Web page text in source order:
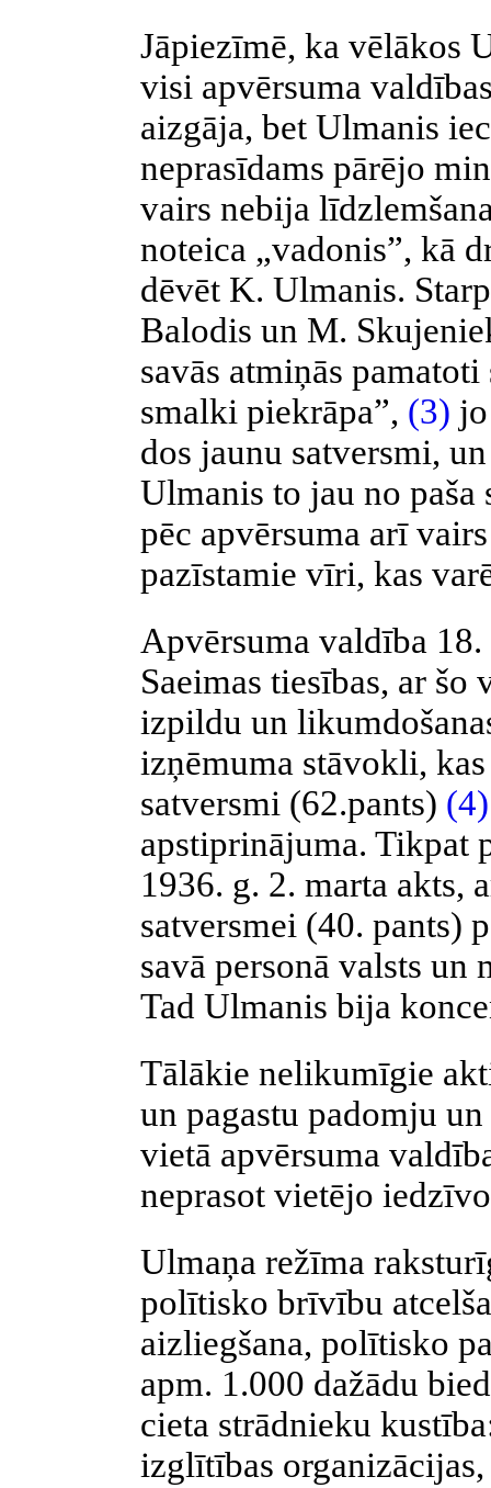
Jāpiezīmē, ka vēlākos
visi apvērsuma
aizgāja, bet Ulmanis
neprasīdams pārējo
vairs nebija
noteica „vadonis”, kā
dēvēt K. Ulmanis.
Balodis un M.
savās atmiņās
smalki piekrāpa”, (3)
dos jaunu satversmi,
Ulmanis to jau no
pēc apvērsuma arī
pazīstamie vīri, kas
Apvērsuma valdība
Saeimas tiesības, ar
izpildu un
izņēmuma stāvokli,
satversmi (62.pants) (4)
apstiprinājuma. Tikpat
1936. g. 2. marta akts,
satversmei (40. pants)
savā personā valsts un
Tad Ulmanis bija
Tālākie nelikumīgie
un pagastu padomju
vietā apvērsuma
neprasot vietējo
Ulmaņa režīma
polītisko brīvību
aizliegšana, polītisko
apm. 1.000 dažādu
cieta strādnieku
izglītības